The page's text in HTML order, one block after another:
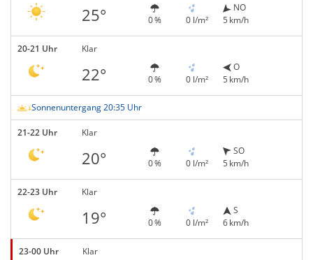
25° 0 % 0 l/m²
NO
5 km/h
20-21 Uhr Klar
22° 0 % 0 l/m²
O
5 km/h
Sonnenuntergang 20:35 Uhr
21-22 Uhr Klar
20° 0 % 0 l/m²
SO
5 km/h
22-23 Uhr Klar
19° 0 % 0 l/m²
S
6 km/h
23-00 Uhr Klar